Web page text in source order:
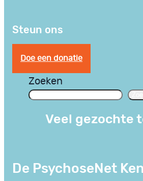
Steun ons
Doe een donatie
Zoeken
Veel gezochte
De PsychoseNet